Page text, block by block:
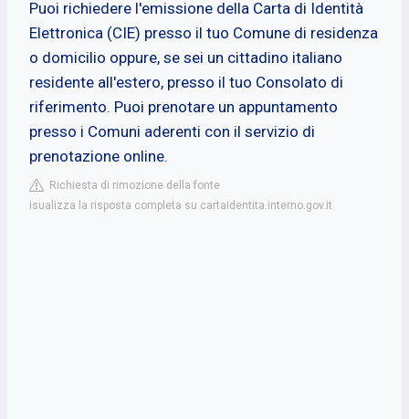
Puoi richiedere l'emissione della Carta di Identità
Elettronica (CIE) presso il tuo Comune di residenza
o domicilio oppure, se sei un cittadino italiano
residente all'estero, presso il tuo Consolato di
riferimento. Puoi prenotare un appuntamento
presso i Comuni aderenti con il servizio di
prenotazione online.
Richiesta di rimozione della fonte
isualizza la risposta completa su cartaidentita.interno.gov.it